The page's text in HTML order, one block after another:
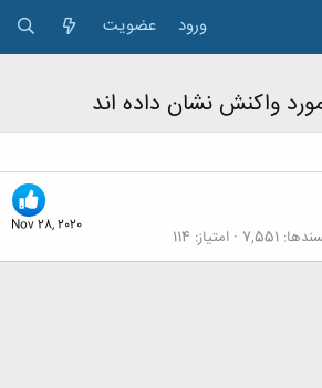
ورود عضویت
واکنش نشان داده اند
Nov 28, 2020 7,551 امتیاز 114